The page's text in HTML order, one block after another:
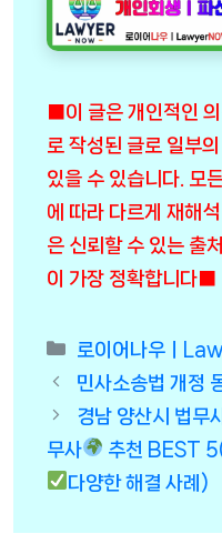
■이 글은 개인적인
로 작성된 글로 일부
있을 수 있습니다. 모
에 따라 다르게 재해
은 신뢰할 수 있는 출
이 가장 정확합니다■
Categories
로이어나우ㅣ
민사소송법 개정
경남 양산시 법무
무사
추천 BEST
다양한 해결 사례)